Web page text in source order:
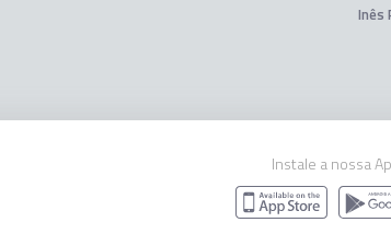
Inês
Instale a nossa